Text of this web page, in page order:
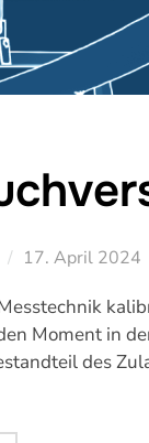
Veröffentlicht
17. April 2024
Moment in
des